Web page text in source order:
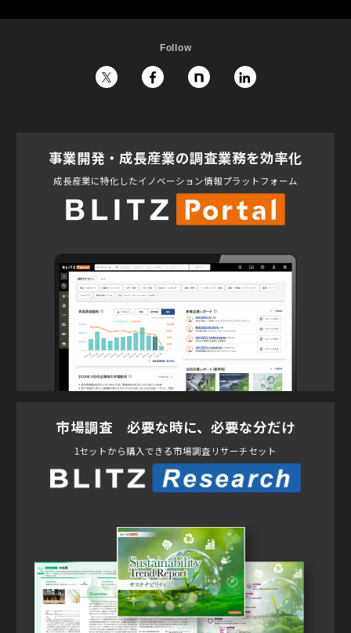
Follow
事業開発・成長産業の調査業務を効率化
成長産業に特化したイノベーション情報プラットフォーム
市場調査 必要な時に、必要な分だけ
1セットから購入できる市場調査リサーチセット